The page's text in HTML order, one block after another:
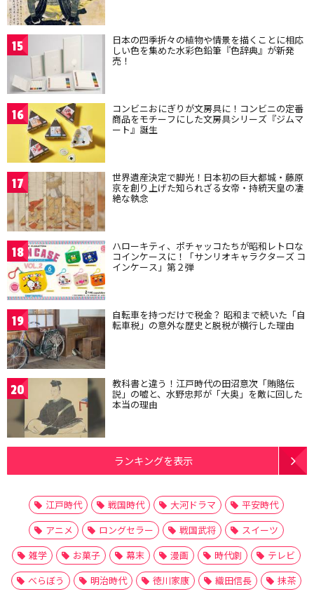
15 日本の四季折々の植物や情景を描くことに相応
しい色を集めた水彩色鉛筆『色辞典』が新発
売！
16 コンビニおにぎりが文房具に！コンビニの定番
商品をモチーフにした文房具シリーズ『ジムマ
ート』誕生
17 世界遺産決定で脚光！日本初の巨大都城・藤原
京を創り上げた知られざる女帝・持統天皇の凄
絶な執念
18 ハローキティ、ポチャッコたちが昭和レトロな
コインケースに！「サンリオキャラクターズ コ
インケース」第２弾
19 自転車を持つだけで税金？ 昭和まで続いた「自
転車税」の意外な歴史と脱税が横行した理由
20 教科書と違う！江戸時代の田沼意次「賄賂伝
説」の嘘と、水野忠邦が「大奥」を敵に回した
本当の理由
ランキングを表示
江戸時代 戦国時代 大河ドラマ
平安時代
アニメ
ロングセラー 戦国武将
スイーツ
雑学
お菓子 幕末 漫画 時代劇
テレビ
べらぼう
明治時代 徳川家康 織田信長
抹茶